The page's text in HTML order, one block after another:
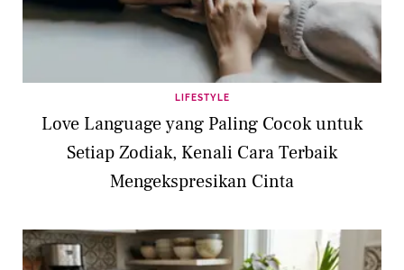
LIFESTYLE
Love Language yang Paling Cocok untuk
Setiap Zodiak, Kenali Cara Terbaik
Mengekspresikan Cinta